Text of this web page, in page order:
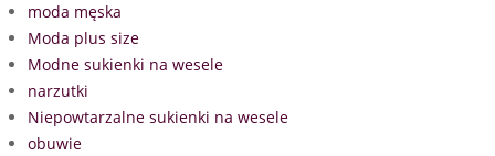
moda męska
Moda plus size
Modne sukienki na wesele
narzutki
Niepowtarzalne sukienki na wesele
obuwie